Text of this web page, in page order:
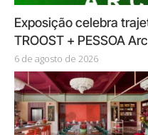
Exposição celebra
TROOST + PESSOA
6 de agosto de 2026